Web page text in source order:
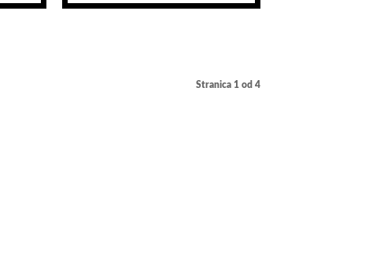
Stranica 1 od 4